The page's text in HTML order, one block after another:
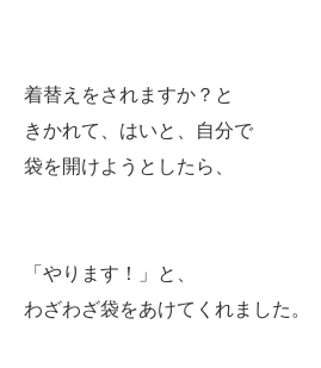
着替えをされますか？と
きかれて、はいと、自分で
袋を開けようとしたら、
「やります！」と、
わざわざ袋をあけてくれました。